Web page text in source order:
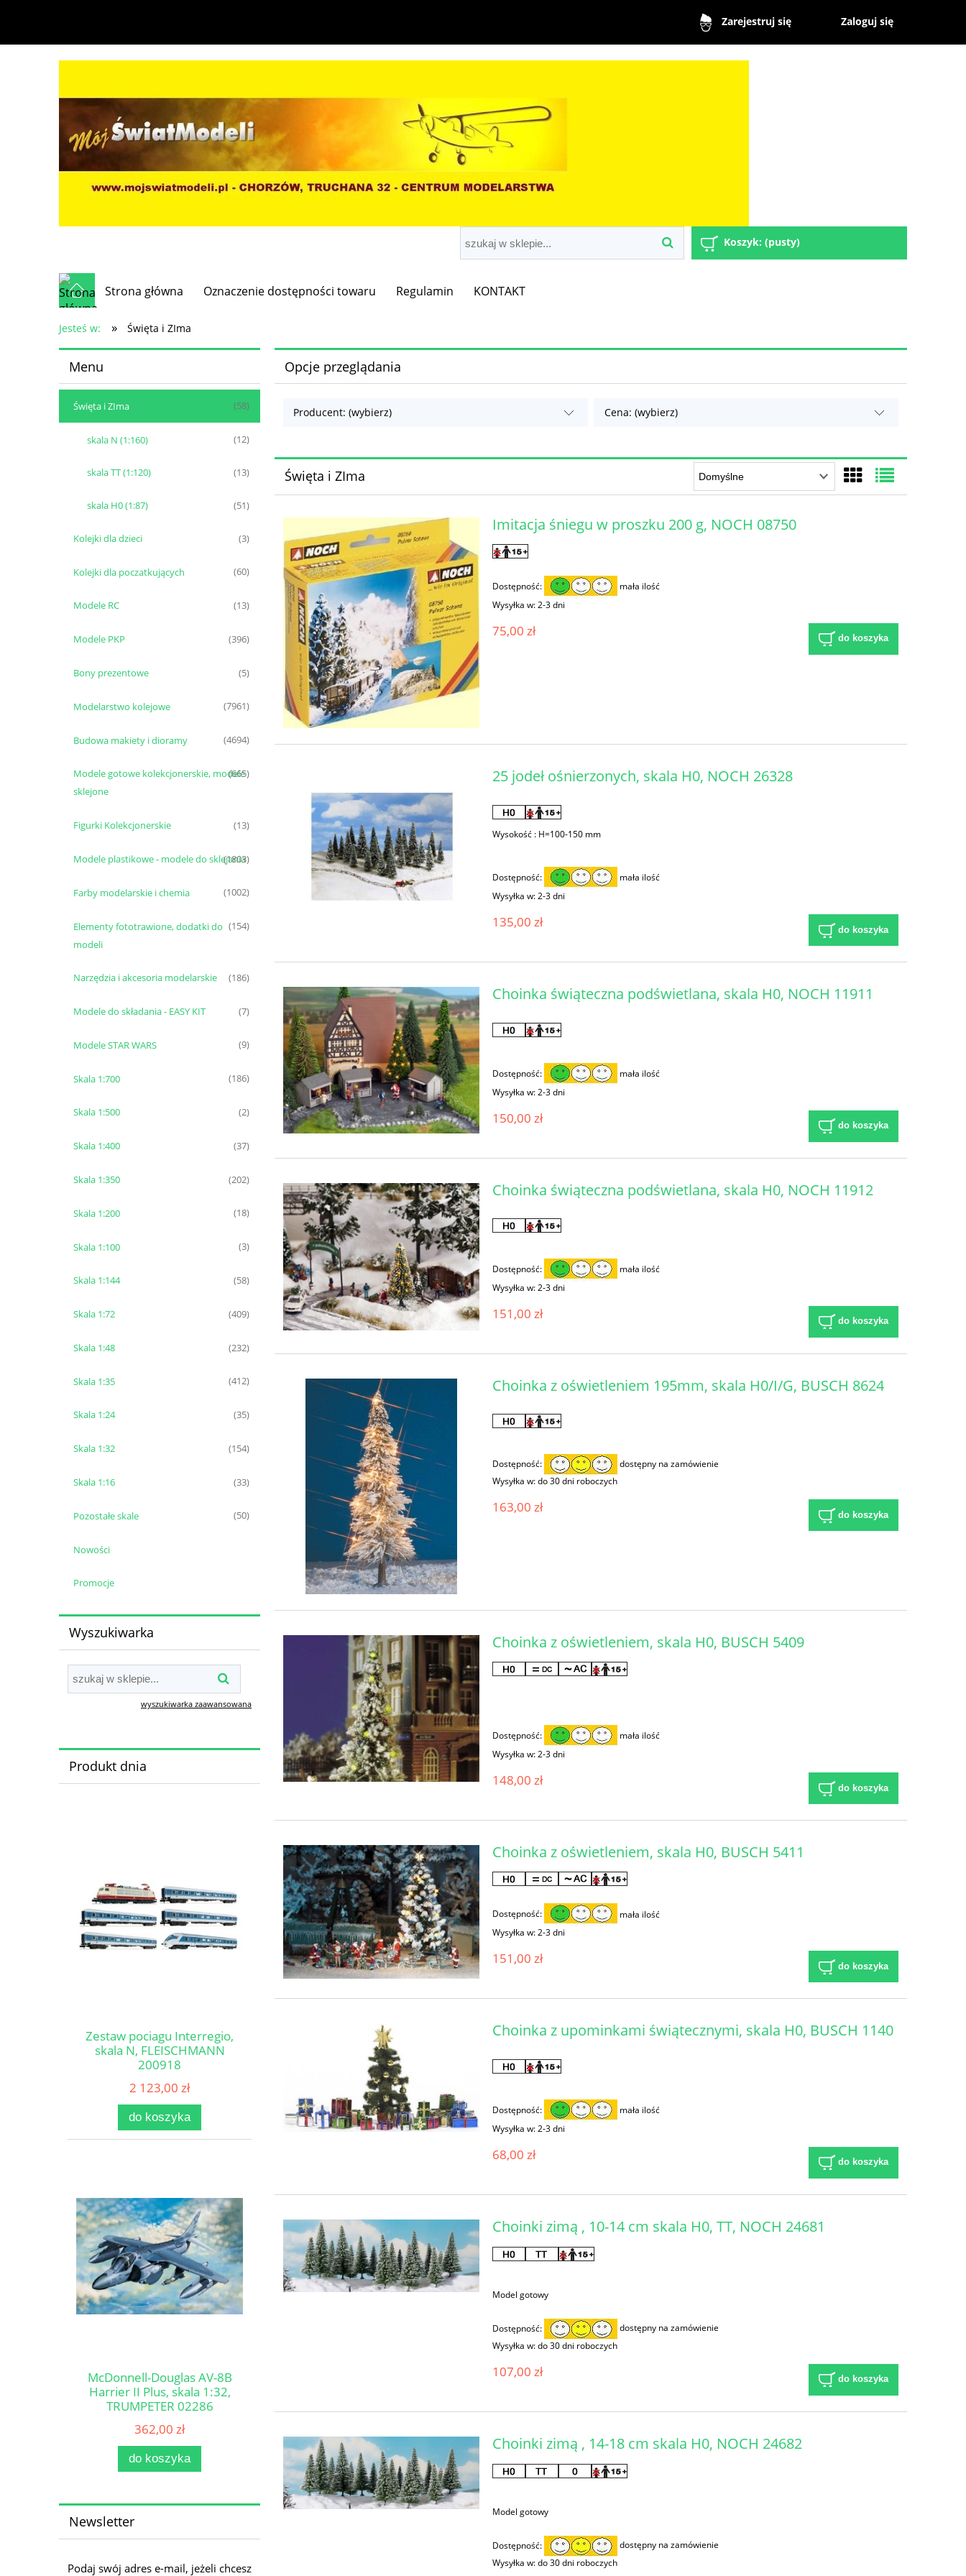
Zarejestruj się Zaloguj się
Koszyk: (pusty)
Strona główna Oznaczenie dostępności towaru Regulamin KONTAKT
Jesteś w: » Święta i ZIma
Menu
Święta i ZIma (58)
skala N (1:160) (12)
skala TT (1:120) (13)
skala H0 (1:87) (51)
Kolejki dla dzieci (3)
Kolejki dla poczatkujących (60)
Modele RC (13)
Modele PKP (396)
Bony prezentowe (5)
Modelarstwo kolejowe (7961)
Budowa makiety i dioramy (4694)
Modele gotowe kolekcjonerskie, modele
sklejone
(665)
Figurki Kolekcjonerskie (13)
Modele plastikowe - modele do sklejania
(1803)
Farby modelarskie i chemia (1002)
Elementy fototrawione, dodatki do
modeli
(154)
Narzędzia i akcesoria modelarskie (186)
Modele do składania - EASY KIT (7)
Modele STAR WARS (9)
Skala 1:700 (186)
Skala 1:500 (2)
Skala 1:400 (37)
Skala 1:350 (202)
Skala 1:200 (18)
Skala 1:100 (3)
Skala 1:144 (58)
Skala 1:72 (409)
Skala 1:48 (232)
Skala 1:35 (412)
Skala 1:24 (35)
Skala 1:32 (154)
Skala 1:16 (33)
Pozostałe skale (50)
Nowości
Promocje
Wyszukiwarka
wyszukiwarka zaawansowana
Produkt dnia
Zestaw pociagu Interregio,
skala N, FLEISCHMANN
200918
2 123,00 zł
do koszyka
McDonnell-Douglas AV-8B
Harrier II Plus, skala 1:32,
TRUMPETER 02286
362,00 zł
do koszyka
Newsletter
Podaj swój adres e-mail, jeżeli chcesz
Opcje przeglądania
Producent: (wybierz) Cena: (wybierz)
Święta i ZIma
Imitacja śniegu w proszku 200 g, NOCH 08750
Dostępność:
mała ilość
Wysyłka w:2-3 dni
75,00 zł do koszyka
25 jodeł ośnierzonych, skala H0, NOCH 26328
Wysokość : H=100-150 mm
Dostępność:
mała ilość
Wysyłka w:2-3 dni
135,00 zł do koszyka
Choinka świąteczna podświetlana, skala H0, NOCH 11911
Dostępność:
mała ilość
Wysyłka w:2-3 dni
150,00 zł do koszyka
Choinka świąteczna podświetlana, skala H0, NOCH 11912
Dostępność:
mała ilość
Wysyłka w:2-3 dni
151,00 zł do koszyka
Choinka z oświetleniem 195mm, skala H0/I/G, BUSCH 8624
Dostępność:
dostępny na zamówienie
Wysyłka w:do 30 dni roboczych
163,00 zł do koszyka
Choinka z oświetleniem, skala H0, BUSCH 5409
Dostępność:
mała ilość
Wysyłka w:2-3 dni
148,00 zł do koszyka
Choinka z oświetleniem, skala H0, BUSCH 5411
Dostępność:
mała ilość
Wysyłka w:2-3 dni
151,00 zł do koszyka
Choinka z upominkami świątecznymi, skala H0, BUSCH 1140
Dostępność:
mała ilość
Wysyłka w:2-3 dni
68,00 zł do koszyka
Choinki zimą , 10-14 cm skala H0, TT, NOCH 24681
Model gotowy
Dostępność:
dostępny na zamówienie
Wysyłka w:do 30 dni roboczych
107,00 zł do koszyka
Choinki zimą , 14-18 cm skala H0, NOCH 24682
Model gotowy
Dostępność:
dostępny na zamówienie
Wysyłka w:do 30 dni roboczych